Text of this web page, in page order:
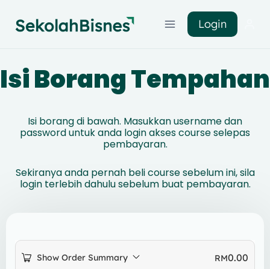
Login
Isi Borang Tempahan
Isi borang di bawah. Masukkan username dan
password untuk anda login akses course selepas
pembayaran.
Sekiranya anda pernah beli course sebelum ini, sila
login terlebih dahulu sebelum buat pembayaran.
Show Order Summary RM0.00